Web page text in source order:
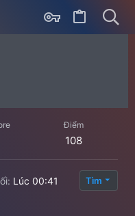
Điểm
108
Lúc 00:41 Tìm